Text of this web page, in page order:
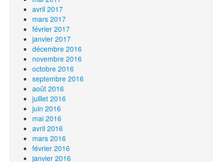
avril 2017
mars 2017
février 2017
janvier 2017
décembre 2016
novembre 2016
octobre 2016
septembre 2016
août 2016
juillet 2016
juin 2016
mai 2016
avril 2016
mars 2016
février 2016
janvier 2016